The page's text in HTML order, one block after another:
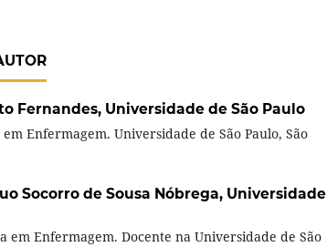
Fernandes, Universidade de São Paulo
Enfermagem. Universidade de São Paulo, São
Socorro de Sousa Nóbrega, Universidade
em Enfermagem. Docente na Universidade de São